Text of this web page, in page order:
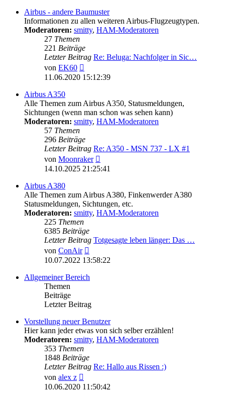
Airbus - andere Baumuster
Informationen zu allen weiteren Airbus-Flugzeugtypen.
Moderatoren: smitty, HAM-Moderatoren
27 Themen
221 Beiträge
Letzter Beitrag Re: Beluga: Nachfolger in Sic…
von EK60
Beitrag
11.06.2020 15:12:39
Airbus A350
Alle Themen zum Airbus A350, Statusmeldungen,
Sichtungen (wenn man schon was sehen kann)
Moderatoren: smitty, HAM-Moderatoren
57 Themen
296 Beiträge
Letzter Beitrag Re: A350 - MSN 737 - LX #1
von Moonraker
Beitrag
14.10.2025 21:25:41
Airbus A380
Alle Themen zum Airbus A380, Finkenwerder A380
Statusmeldungen, Sichtungen, etc.
Moderatoren: smitty, HAM-Moderatoren
225 Themen
6385 Beiträge
Letzter Beitrag Totgesagte leben länger: Das …
von ConAir
Beitrag
10.07.2022 13:58:22
Allgemeiner Bereich
Themen
Beiträge
Letzter Beitrag
Vorstellung neuer Benutzer
Hier kann jeder etwas von sich selber erzählen!
Moderatoren: smitty, HAM-Moderatoren
353 Themen
1848 Beiträge
Letzter Beitrag Re: Hallo aus Rissen :)
von alex z
Beitrag
10.06.2020 11:50:42